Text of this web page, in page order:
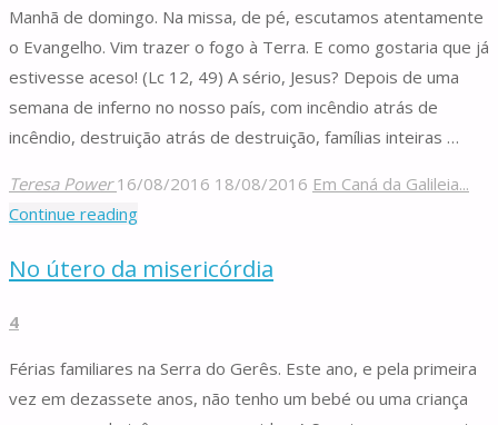
noite?"
Manhã de domingo. Na missa, de pé, escutamos atentamente
o Evangelho. Vim trazer o fogo à Terra. E como gostaria que já
estivesse aceso! (Lc 12, 49) A sério, Jesus? Depois de uma
semana de inferno no nosso país, com incêndio atrás de
incêndio, destruição atrás de destruição, famílias inteiras …
Teresa Power 16/08/2016 18/08/2016 Em Caná da Galileia...
Continue reading"O
do
No útero da misericórdia
4
Férias familiares na Serra do Gerês. Este ano, e pela primeira
vez em dezassete anos, não tenho um bebé ou uma criança